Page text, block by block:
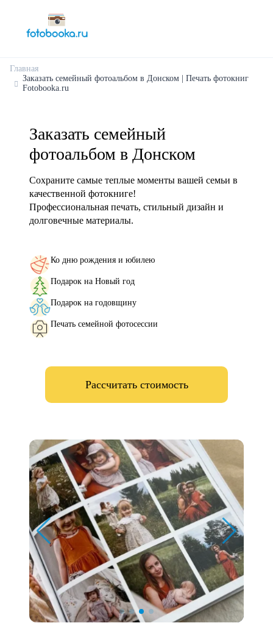
Главная
Заказать семейный фотоальбом в Донском | Печать фотокниг
Fotobooka.ru
Заказать семейный
фотоальбом в Донском
Сохраните самые теплые моменты вашей семьи в
качественной фотокниге!
Профессиональная печать, стильный дизайн и
долговечные материалы.
Ко дню рождения и юбилею
Подарок на Новый год
Подарок на годовщину
Печать семейной фотосессии
Рассчитать стоимость